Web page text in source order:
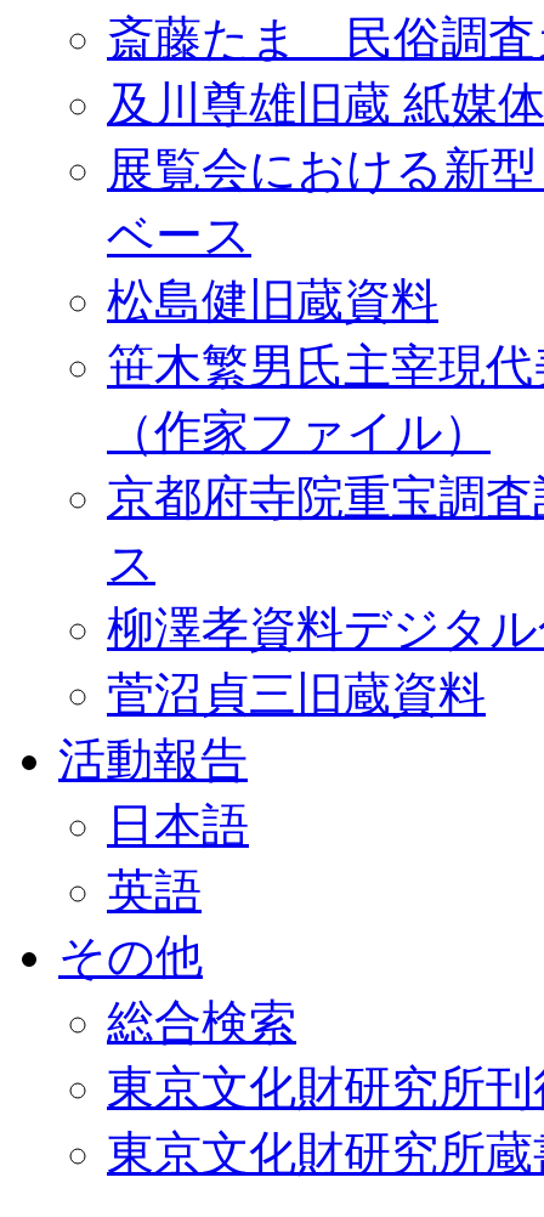
斎藤たま 民俗調査
及川尊雄旧蔵 紙媒
展覧会における新
ベース
松島健旧蔵資料
笹木繁男氏主宰現
（作家ファイル）
京都府寺院重宝調
ス
柳澤孝資料デジタ
菅沼貞三旧蔵資料
活動報告
日本語
英語
その他
総合検索
東京文化財研究所
東京文化財研究所